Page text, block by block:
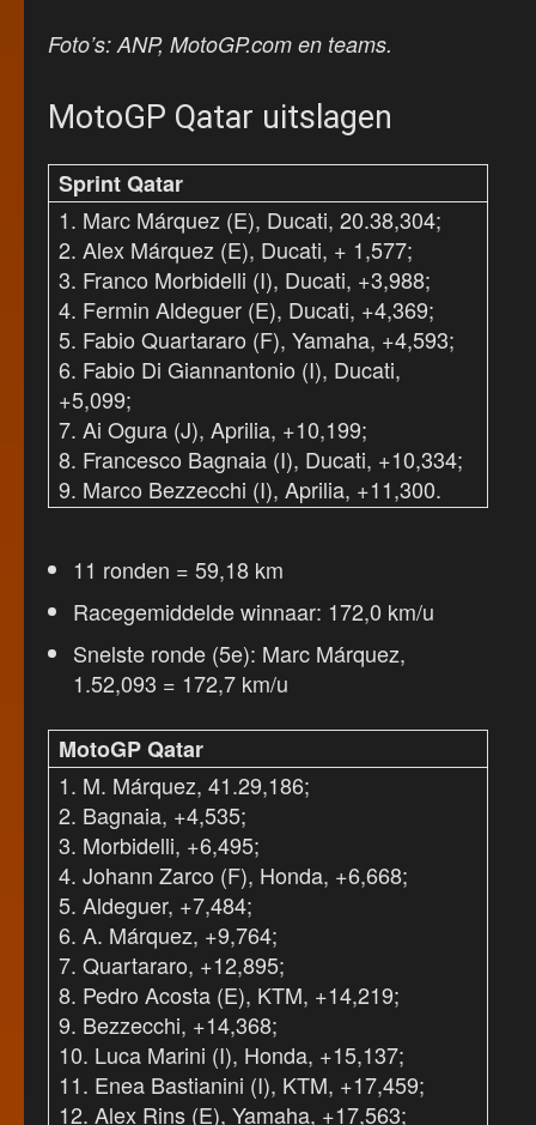
Foto’s: ANP, MotoGP.com en teams.
MotoGP Qatar uitslagen
Sprint Qatar
1. Marc Márquez (E), Ducati, 20.38,304;
2. Alex Márquez (E), Ducati, + 1,577;
3. Franco Morbidelli (I), Ducati, +3,988;
4. Fermin Aldeguer (E), Ducati, +4,369;
5. Fabio Quartararo (F), Yamaha, +4,593;
6. Fabio Di Giannantonio (I), Ducati,
+5,099;
7. Ai Ogura (J), Aprilia, +10,199;
8. Francesco Bagnaia (I), Ducati, +10,334;
9. Marco Bezzecchi (I), Aprilia, +11,300.
11 ronden = 59,18 km
Racegemiddelde winnaar: 172,0 km/u
Snelste ronde (5e): Marc Márquez,
1.52,093 = 172,7 km/u
MotoGP Qatar
1. M. Márquez, 41.29,186;
2. Bagnaia, +4,535;
3. Morbidelli, +6,495;
4. Johann Zarco (F), Honda, +6,668;
5. Aldeguer, +7,484;
6. A. Márquez, +9,764;
7. Quartararo, +12,895;
8. Pedro Acosta (E), KTM, +14,219;
9. Bezzecchi, +14,368;
10. Luca Marini (I), Honda, +15,137;
11. Enea Bastianini (I), KTM, +17,459;
12. Alex Rins (E), Yamaha, +17,563;